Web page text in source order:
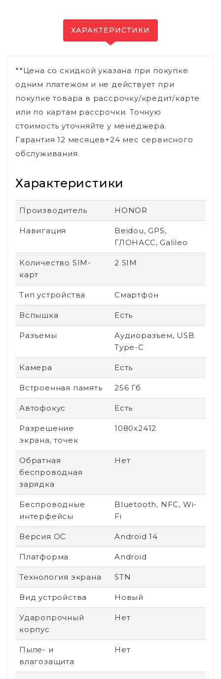
ХАРАКТЕРИСТИКИ
**Цена со скидкой указана при покупке
одним платежом и не действует при
покупке товара в рассрочку/кредит/карте
или по картам рассрочки. Точную
стоимость уточняйте у менеджера.
Гарантия 12 месяцев+24 мес сервисного
обслуживания.
Характеристики
Производитель HONOR
Навигация
Beidou, GPS,
ГЛОНАСС, Galileo
Количество SIM-
карт
2 SIM
Тип устройства Смартфон
Вспышка Есть
Разъемы
Аудиоразъем, USB
Type-C
Камера Есть
Встроенная память 256 Гб
Автофокус Есть
Разрешение
экрана, точек
1080x2412
Обратная
беспроводная
зарядка
Нет
Беспроводные
интерфейсы
Bluetooth, NFC, Wi-
Fi
Версия ОС Android 14
Платформа Android
Технология экрана STN
Вид устройства Новый
Ударопрочный
корпус
Нет
Пыле- и
влагозащита
Нет